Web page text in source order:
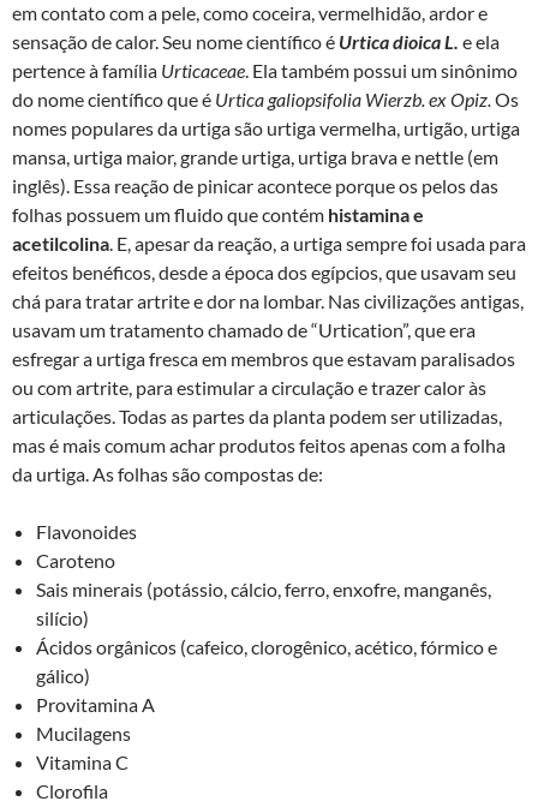
em contato com a pele, como coceira, vermelhidão, ardor e
sensação de calor. Seu nome científico é Urtica dioica L. e ela
pertence à família Urticaceae. Ela também possui um sinônimo
do nome científico que é Urtica galiopsifolia Wierzb. ex Opiz.Os
nomes populares da urtiga são urtiga vermelha, urtigão, urtiga
mansa, urtiga maior, grande urtiga, urtiga brava e nettle (em
inglês). Essa reação de pinicar acontece porque os pelos das
folhas possuem um fluido que contém histamina e
acetilcolina. E, apesar da reação, a urtiga sempre foi usada para
efeitos benéficos, desde a época dos egípcios, que usavam seu
chá para tratar artrite e dor na lombar. Nas civilizações antigas,
usavam um tratamento chamado de “Urtication”, que era
esfregar a urtiga fresca em membros que estavam paralisados
ou com artrite, para estimular a circulação e trazer calor às
articulações. Todas as partes da planta podem ser utilizadas,
mas é mais comum achar produtos feitos apenas com a folha
da urtiga. As folhas são compostas de:
Flavonoides
Caroteno
Sais minerais (potássio, cálcio, ferro, enxofre, manganês,
silício)
Ácidos orgânicos (cafeico, clorogênico, acético, fórmico e
gálico)
Provitamina A
Mucilagens
Vitamina C
Clorofila